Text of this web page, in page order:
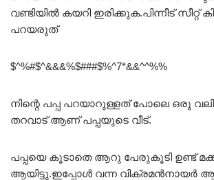
വണ്ടിയിൽ കയറി ഇരിക്കുക.പിന്നീട് സീറ്റ്
പറയരുത്
$^%#$^&&&%$###$%^7*&&^^%%
നിന്റെ പപ്പ പറയാറുള്ളത് പോലെ ഒരു
തറവാട് ആണ് പപ്പയുടെ വീട്.
പപ്പയെ കൂടാതെ ആറു പേരുകൂടി ഉണ്ട്
ആയിട്ടു.ഇപ്പോൾ വന്ന